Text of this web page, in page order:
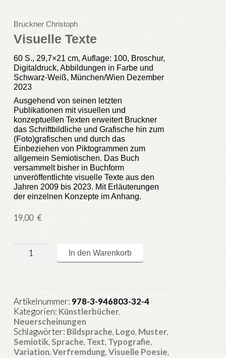
Bruckner Christoph
Visuelle Texte
60 S., 29,7×21 cm, Auflage: 100, Broschur,
Digitaldruck, Abbildungen in Farbe und
Schwarz-Weiß, München/Wien Dezember
2023
Ausgehend von seinen letzten
Publikationen mit visuellen und
konzeptuellen Texten erweitert Bruckner
das Schriftbildliche und Grafische hin zum
(Foto)grafischen und durch das
Einbeziehen von Piktogrammen zum
allgemein Semiotischen. Das Buch
versammelt bisher in Buchform
unveröffentlichte visuelle Texte aus den
Jahren 2009 bis 2023. Mit Erläuterungen
der einzelnen Konzepte im Anhang.
19,00 €
Visuelle
In den Warenkorb
Artikelnummer: 978-3-946803-32-4
Kategorien: Künstlerbücher,
Neuerscheinungen
Schlagwörter: Bildsprache, Logo, Muster,
Semiotik,Sprache, Text, Typografie,
Variation,Verfremdung,Visuelle Poesie,